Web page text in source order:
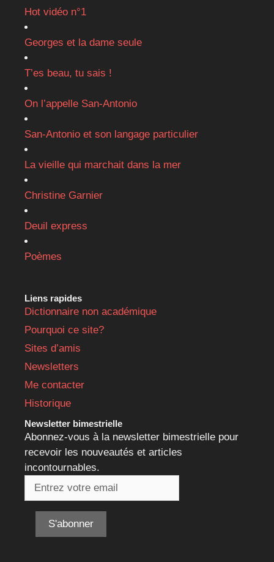
Hot vidéo n°1
Georges et la dame seule
T’es beau, tu sais !
On l’appelle San-Antonio
San-Antonio et son langage particulier
La vieille qui marchait dans la mer
Christine Garnier
Deuil express
Poèmes
Liens rapides
Dictionnaire non académique
Pourquoi ce site?
Sites d’amis
Newsletters
Me contacter
Historique
Newsletter bimestrielle
Abonnez-vous à la newsletter bimestrielle pour
recevoir les nouveautés et articles
incontournables.